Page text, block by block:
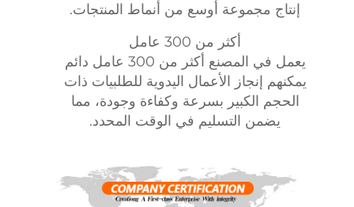
إنتاج مجموعة أوسع من أنماط المنتجات.
أكثر من 300 عامل
يعمل في المصنع أكثر من 300 عامل دائم
يمكنهم إنجاز الأعمال اليدوية للطلبيات ذات
الحجم الكبير بسرعة وكفاءة وجودة، مما
يضمن التسليم في الوقت المحدد.